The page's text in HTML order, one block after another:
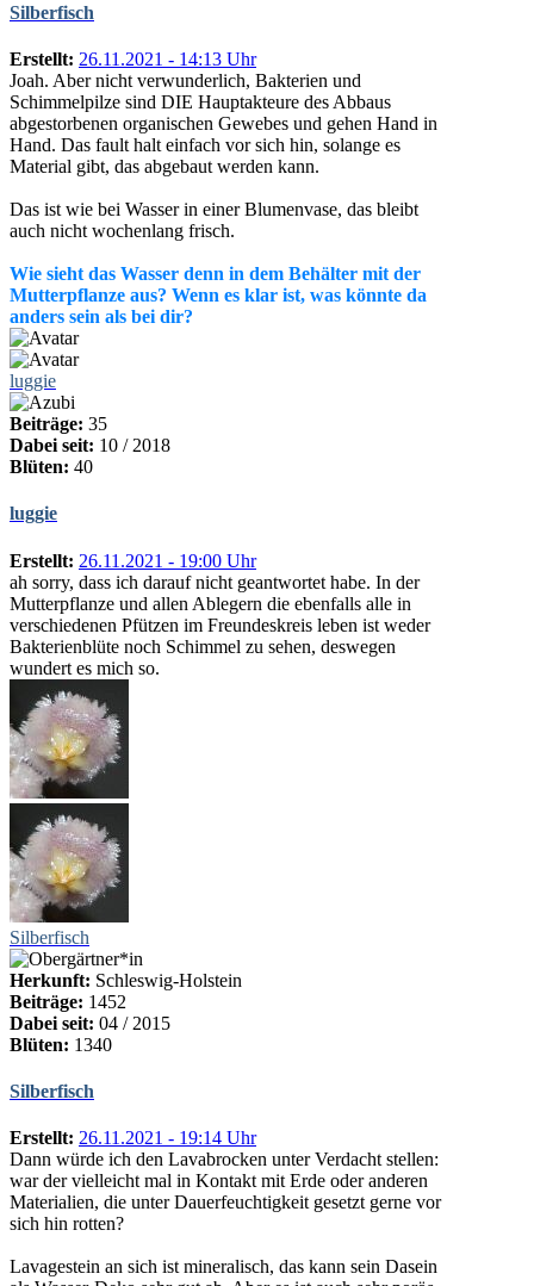
Silberfisch
Erstellt: 26.11.2021 - 14:13 Uhr
Joah. Aber nicht verwunderlich, Bakterien und
Schimmelpilze sind DIE Hauptakteure des Abbaus
abgestorbenen organischen Gewebes und gehen Hand in
Hand. Das fault halt einfach vor sich hin, solange es
Material gibt, das abgebaut werden kann.
Das ist wie bei Wasser in einer Blumenvase, das bleibt
auch nicht wochenlang frisch.
Wie sieht das Wasser denn in dem Behälter mit der
Mutterpflanze aus? Wenn es klar ist, was könnte da
anders sein als bei dir?
luggie
Beiträge: 35
Dabei seit: 10 / 2018
Blüten: 40
luggie
Erstellt: 26.11.2021 - 19:00 Uhr
ah sorry, dass ich darauf nicht geantwortet habe. In der
Mutterpflanze und allen Ablegern die ebenfalls alle in
verschiedenen Pfützen im Freundeskreis leben ist weder
Bakterienblüte noch Schimmel zu sehen, deswegen
wundert es mich so.
Silberfisch
Herkunft: Schleswig-Holstein
Beiträge: 1452
Dabei seit: 04 / 2015
Blüten: 1340
Silberfisch
Erstellt: 26.11.2021 - 19:14 Uhr
Dann würde ich den Lavabrocken unter Verdacht stellen:
war der vielleicht mal in Kontakt mit Erde oder anderen
Materialien, die unter Dauerfeuchtigkeit gesetzt gerne vor
sich hin rotten?
Lavagestein an sich ist mineralisch, das kann sein Dasein